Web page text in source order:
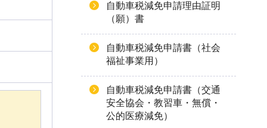
自動車税減免申請理由証明
（願）書
自動車税減免申請書（社会
福祉事業用）
自動車税減免申請書（交通
安全協会・教習車・無償・
公的医療減免）